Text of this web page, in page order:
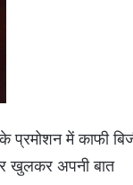
प्रमोशन में काफी
खुलकर अपनी बात